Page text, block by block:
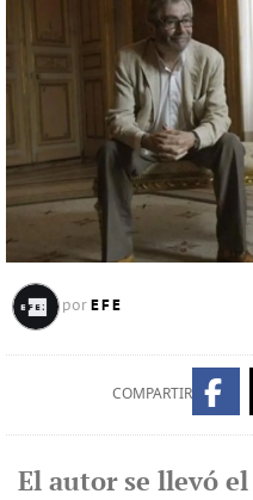
por EFE
COMPARTIR
El autor se llevó